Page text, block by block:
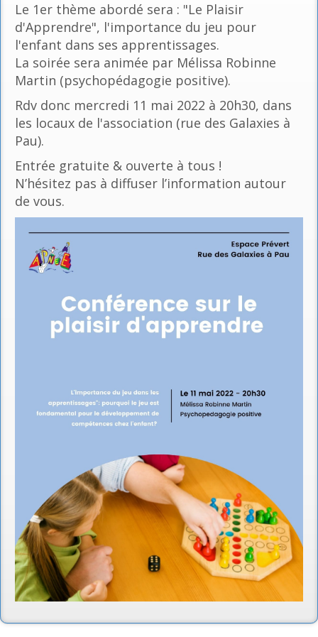
Le 1er thème abordé sera : "Le Plaisir
d'Apprendre", l'importance du jeu pour
l'enfant dans ses apprentissages.
La soirée sera animée par Mélissa Robinne
Martin (psychopédagogie positive).
Rdv donc mercredi 11 mai 2022 à 20h30, dans
les locaux de l'association (rue des Galaxies à
Pau).
Entrée gratuite & ouverte à tous !
N’hésitez pas à diffuser l’information autour
de vous.